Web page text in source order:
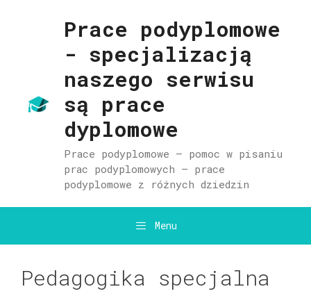
Prace podyplomowe
- specjalizacją
naszego serwisu
są prace
dyplomowe
Prace podyplomowe – pomoc w pisaniu
prac podyplomowych – prace
podyplomowe z różnych dziedzin
Menu
Pedagogika specjalna